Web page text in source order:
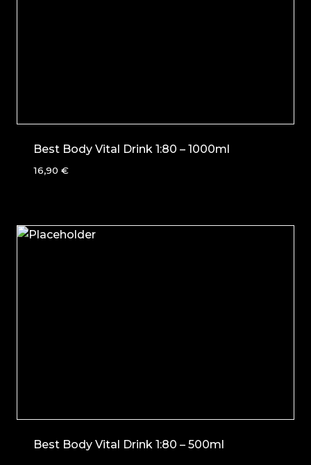
Best Body Vital Drink 1:80 – 1000ml
16,90 €
Best Body Vital Drink 1:80 – 500ml